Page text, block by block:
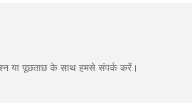
या पूछताछ के साथ हमसे संपर्क करें।